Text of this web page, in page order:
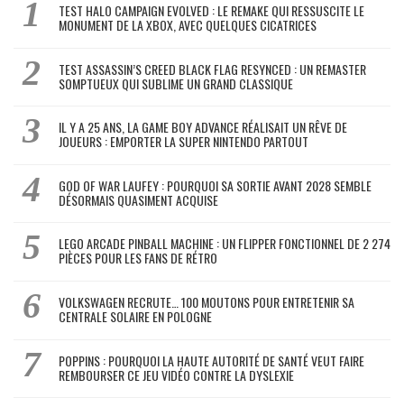
TEST HALO CAMPAIGN EVOLVED : LE REMAKE QUI RESSUSCITE LE
MONUMENT DE LA XBOX, AVEC QUELQUES CICATRICES
TEST ASSASSIN’S CREED BLACK FLAG RESYNCED : UN REMASTER
SOMPTUEUX QUI SUBLIME UN GRAND CLASSIQUE
IL Y A 25 ANS, LA GAME BOY ADVANCE RÉALISAIT UN RÊVE DE
JOUEURS : EMPORTER LA SUPER NINTENDO PARTOUT
GOD OF WAR LAUFEY : POURQUOI SA SORTIE AVANT 2028 SEMBLE
DÉSORMAIS QUASIMENT ACQUISE
LEGO ARCADE PINBALL MACHINE : UN FLIPPER FONCTIONNEL DE 2 274
PIÈCES POUR LES FANS DE RÉTRO
VOLKSWAGEN RECRUTE… 100 MOUTONS POUR ENTRETENIR SA
CENTRALE SOLAIRE EN POLOGNE
POPPINS : POURQUOI LA HAUTE AUTORITÉ DE SANTÉ VEUT FAIRE
REMBOURSER CE JEU VIDÉO CONTRE LA DYSLEXIE